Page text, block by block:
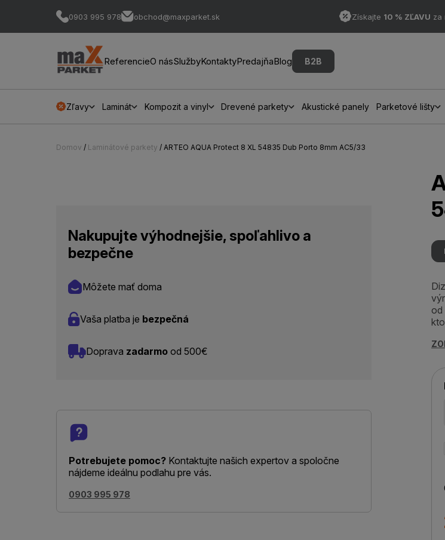
0903 995 978 obchod@maxparket.sk Získajte 10 % ZĽAVU za
ReferencieO násSlužbyKontaktyPredajňaBlog B2B
Zľavy Laminát Kompozit a vinyl Drevené parkety Akustické panely Parketové lišty
Domov / Laminátové parkety / ARTEO AQUA Protect 8 XL 54835 Dub Porto 8mm AC5/33
Nakupujte výhodnejšie, spoľahlivo a
bezpečne
Môžete mať doma
Vaša platba je bezpečná
Doprava zadarmo od 500€
Potrebujete pomoc? Kontaktujte našich expertov a spoločne
nájdeme ideálnu podlahu pre vás.
0903 995 978
od